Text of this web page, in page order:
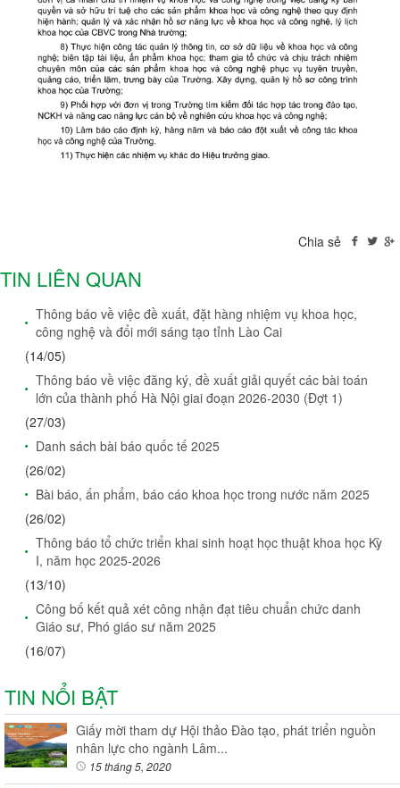
Chia sẻ
TIN LIÊN QUAN
Thông báo về việc đề xuất, đặt hàng nhiệm vụ khoa học,
công nghệ và đổi mới sáng tạo tỉnh Lào Cai
(14/05)
Thông báo về việc đăng ký, đề xuất giải quyết các bài toán
lớn của thành phố Hà Nội giai đoạn 2026-2030 (Đợt 1)
(27/03)
Danh sách bài báo quốc tế 2025
(26/02)
Bài báo, ấn phẩm, báo cáo khoa học trong nước năm 2025
(26/02)
Thông báo tổ chức triển khai sinh hoạt học thuật khoa học Kỳ
I, năm học 2025-2026
(13/10)
Công bố kết quả xét công nhận đạt tiêu chuẩn chức danh
Giáo sư, Phó giáo sư năm 2025
(16/07)
TIN NỔI BẬT
Giấy mời tham dự Hội thảo Đào tạo, phát triển nguồn
nhân lực cho ngành Lâm...
15 tháng 5, 2020